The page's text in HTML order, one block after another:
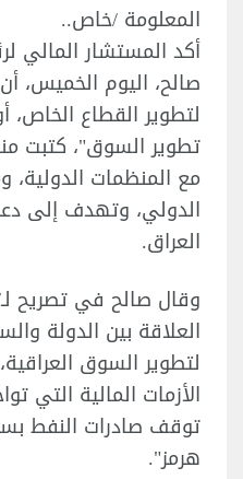
المعلومة /خاص..
أكد المستشار المالي
صالح، اليوم الخميس،
لتطوير القطاع
تطوير السوق"، كتبت
مع المنظمات الدولية،
الدولي، وتهدف إلى
العراق.
وقال صالح في تصريح
العلاقة بين الدولة
لتطوير السوق
الأزمات المالية التي
توقف صادرات النفط
هرمز".